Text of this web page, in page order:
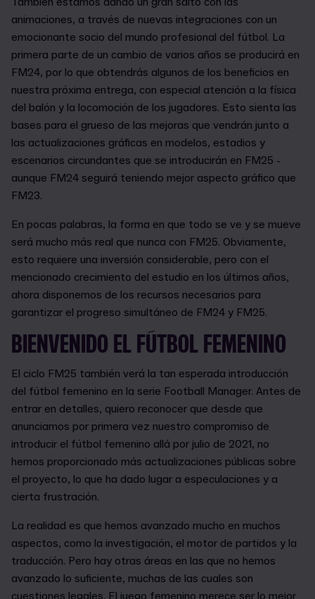
animaciones, a través de nuevas integraciones con un
emocionante socio del mundo profesional del fútbol. La
primera parte de un cambio de varios años se producirá en
FM24, por lo que obtendrás algunos de los beneficios en
nuestra próxima entrega, con especial atención a la física
del balón y la locomoción de los jugadores. Esto sienta las
bases para el grueso de las mejoras que vendrán junto a
las actualizaciones gráficas en modelos, estadios y
escenarios circundantes que se introducirán en FM25 -
aunque FM24 seguirá teniendo mejor aspecto gráfico que
FM23.
En pocas palabras, la forma en que todo se ve y se mueve
será mucho más real que nunca con FM25. Obviamente,
esto requiere una inversión considerable, pero con el
mencionado crecimiento del estudio en los últimos años,
ahora disponemos de los recursos necesarios para
garantizar el progreso simultáneo de FM24 y FM25.
BIENVENIDO EL FÚTBOL FEMENINO
El ciclo FM25 también verá la tan esperada introducción
del fútbol femenino en la serie Football Manager. Antes de
entrar en detalles, quiero reconocer que desde que
anunciamos por primera vez nuestro compromiso de
introducir el fútbol femenino allá por julio de 2021, no
hemos proporcionado más actualizaciones públicas sobre
el proyecto, lo que ha dado lugar a especulaciones y a
cierta frustración.
La realidad es que hemos avanzado mucho en muchos
aspectos, como la investigación, el motor de partidos y la
traducción. Pero hay otras áreas en las que no hemos
avanzado lo suficiente, muchas de las cuales son
cuestiones legales. El juego femenino merece ser lo mejor